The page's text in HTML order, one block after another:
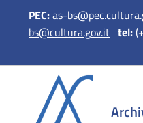
PEC:as-
bs@cultura.gov.it tel: